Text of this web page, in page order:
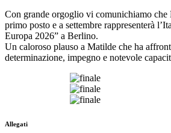
Con grande orgoglio vi comunichiamo che
primo posto e a settembre rappresenterà
Europa 2026” a Berlino.
Un caloroso plauso a Matilde che ha
determinazione, impegno e notevole
Allegati